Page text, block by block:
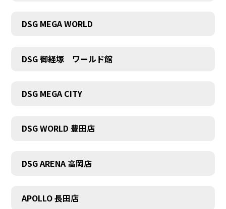
DSG MEGA WORLD
DSG 御経塚 ワールド館
DSG MEGA CITY
DSG WORLD 豊田店
DSG ARENA 高岡店
APOLLO 長田店